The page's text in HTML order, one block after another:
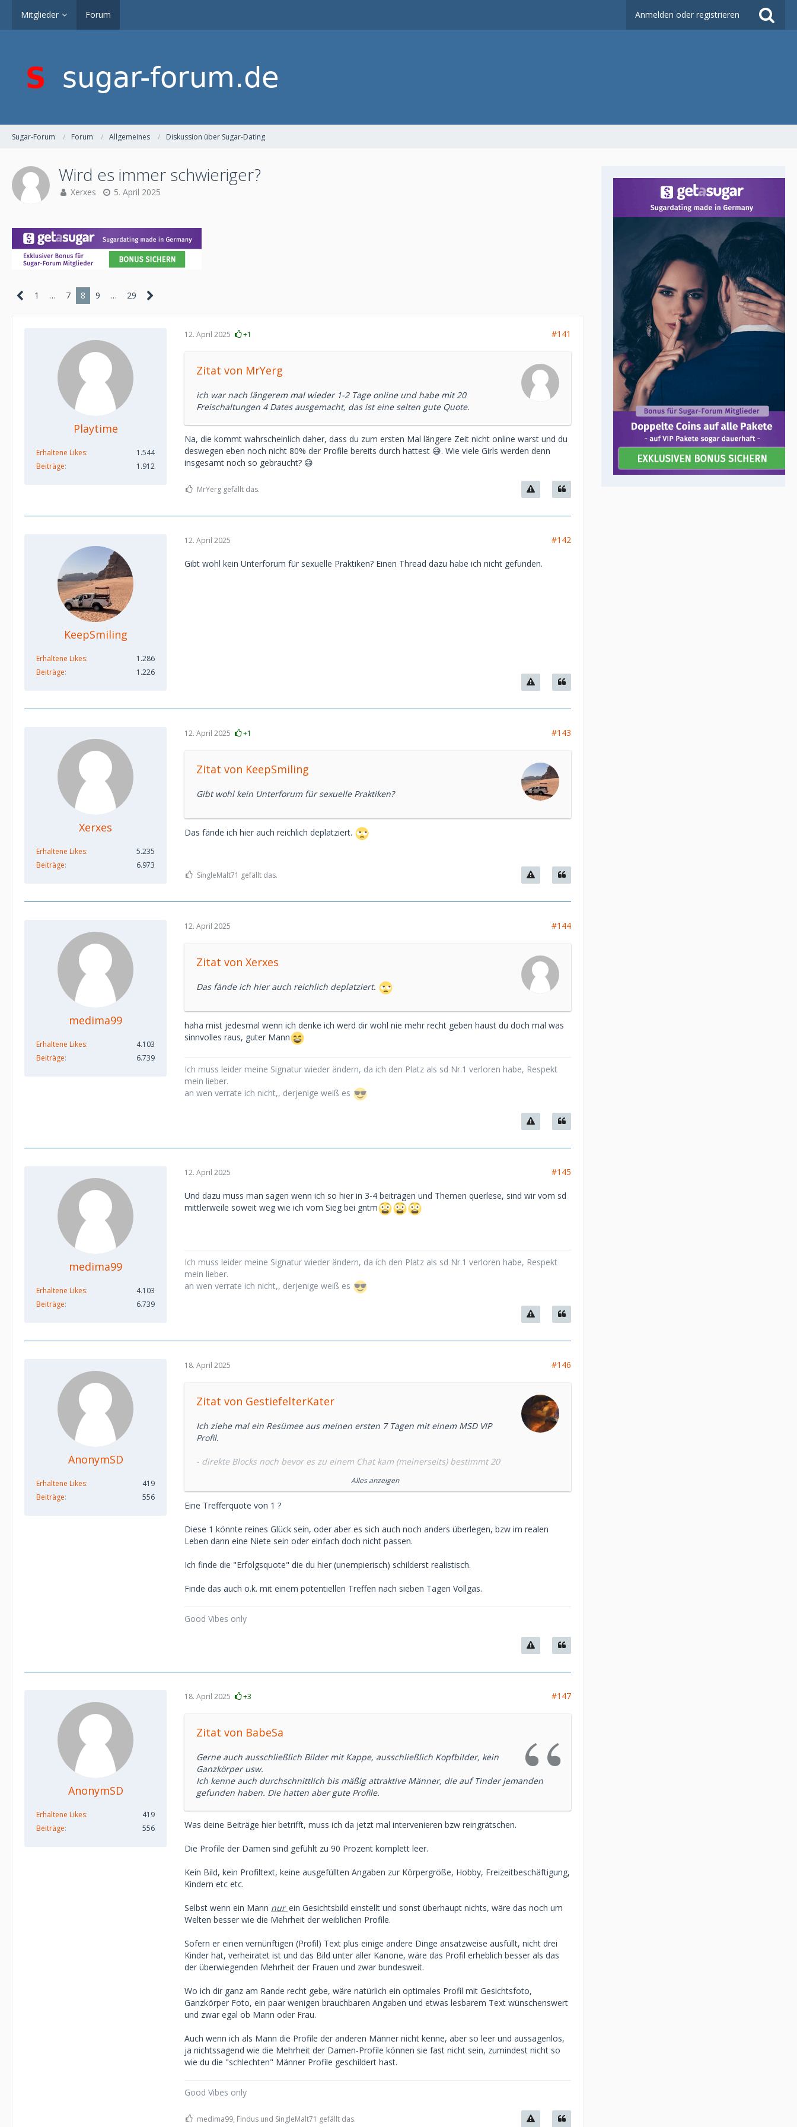
Mitglieder Forum Anmelden oder registrieren
Sugar-Forum Forum Allgemeines Diskussion über Sugar-Dating
Wird es immer schwieriger?
Xerxes 5. April 2025
1 … 7 8 9 … 29
Playtime
Erhaltene Likes
1.544
Beiträge
1.912
12. April 2025 +1 #141
Zitat von MrYerg
ich war nach längerem mal wieder 1-2 Tage online und habe mit 20
Freischaltungen 4 Dates ausgemacht, das ist eine selten gute Quote.
Na, die kommt wahrscheinlich daher, dass du zum ersten Mal längere Zeit nicht online warst und du
deswegen eben noch nicht 80% der Profile bereits durch hattest 😅. Wie viele Girls werden denn
insgesamt noch so gebraucht? 😅
MrYerg gefällt das.
KeepSmiling
Erhaltene Likes
1.286
Beiträge
1.226
12. April 2025 #142
Gibt wohl kein Unterforum für sexuelle Praktiken? Einen Thread dazu habe ich nicht gefunden.
Xerxes
Erhaltene Likes
5.235
Beiträge
6.973
12. April 2025 +1 #143
Zitat von KeepSmiling
Gibt wohl kein Unterforum für sexuelle Praktiken?
Das fände ich hier auch reichlich deplatziert.
SingleMalt71 gefällt das.
medima99
Erhaltene Likes
4.103
Beiträge
6.739
12. April 2025 #144
Zitat von Xerxes
Das fände ich hier auch reichlich deplatziert.
haha mist jedesmal wenn ich denke ich werd dir wohl nie mehr recht geben haust du doch mal was
sinnvolles raus, guter Mann
Ich muss leider meine Signatur wieder ändern, da ich den Platz als sd Nr.1 verloren habe, Respekt
mein lieber.
an wen verrate ich nicht,, derjenige weiß es
medima99
Erhaltene Likes
4.103
Beiträge
6.739
12. April 2025 #145
Und dazu muss man sagen wenn ich so hier in 3-4 beiträgen und Themen querlese, sind wir vom sd
mittlerweile soweit weg wie ich vom Sieg bei gntm
Ich muss leider meine Signatur wieder ändern, da ich den Platz als sd Nr.1 verloren habe, Respekt
mein lieber.
an wen verrate ich nicht,, derjenige weiß es
AnonymSD
Erhaltene Likes
419
Beiträge
556
18. April 2025 #146
Zitat von GestiefelterKater
Ich ziehe mal ein Resümee aus meinen ersten 7 Tagen mit einem MSD VIP
Profil.
- direkte Blocks noch bevor es zu einem Chat kam (meinerseits) bestimmt 20
- arrangierte Telefonate 1
- noch nicht final geklärt wie das erste Treffen statt finden soll 1
aufsummiert. Spiegelt lediglich den gefühlten "Erfolg" wieder.
Alles anzeigen
Eine Trefferquote von 1 ?
Diese 1 könnte reines Glück sein, oder aber es sich auch noch anders überlegen, bzw im realen
Leben dann eine Niete sein oder einfach doch nicht passen.
Ich finde die "Erfolgsquote" die du hier (unempierisch) schilderst realistisch.
Finde das auch o.k. mit einem potentiellen Treffen nach sieben Tagen Vollgas.
Good Vibes only
AnonymSD
Erhaltene Likes
419
Beiträge
556
18. April 2025 +3 #147
Zitat von BabeSa
Gerne auch ausschließlich Bilder mit Kappe, ausschließlich Kopfbilder, kein
Ganzkörper usw.
Ich kenne auch durchschnittlich bis mäßig attraktive Männer, die auf Tinder jemanden
gefunden haben. Die hatten aber gute Profile.
Was deine Beiträge hier betrifft, muss ich da jetzt mal intervenieren bzw reingrätschen.
Die Profile der Damen sind gefühlt zu 90 Prozent komplett leer.
Kein Bild, kein Profiltext, keine ausgefüllten Angaben zur Körpergröße, Hobby, Freizeitbeschäftigung,
Kindern etc etc.
Selbst wenn ein Mann nur ein Gesichtsbild einstellt und sonst überhaupt nichts, wäre das noch um
Welten besser wie die Mehrheit der weiblichen Profile.
Sofern er einen vernünftigen (Profil) Text plus einige andere Dinge ansatzweise ausfüllt, nicht drei
Kinder hat, verheiratet ist und das Bild unter aller Kanone, wäre das Profil erheblich besser als das
der überwiegenden Mehrheit der Frauen und zwar bundesweit.
Wo ich dir ganz am Rande recht gebe, wäre natürlich ein optimales Profil mit Gesichtsfoto,
Ganzkörper Foto, ein paar wenigen brauchbaren Angaben und etwas lesbarem Text wünschenswert
und zwar egal ob Mann oder Frau.
Auch wenn ich als Mann die Profile der anderen Männer nicht kenne, aber so leer und aussagenlos,
ja nichtssagend wie die Mehrheit der Damen-Profile können sie fast nicht sein, zumindest nicht so
wie du die "schlechten" Männer Profile geschildert hast.
Good Vibes only
medima99, Findus und SingleMalt71 gefällt das.